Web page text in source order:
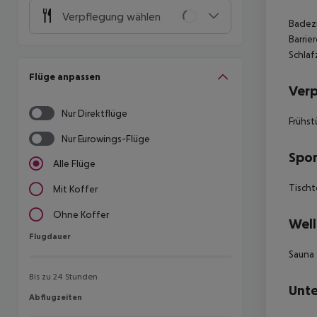
Verpflegung wählen
Flüge anpassen
Nur Direktflüge
Nur Eurowings-Flüge
Alle Flüge
Mit Koffer
Ohne Koffer
Flugdauer
Flugdauer
Bis zu 24 Stunden
Abflugzeiten
Abflugzeiten
Sauna